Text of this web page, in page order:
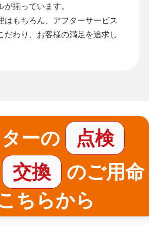
揃っています。
はもちろん、アフターサービス
だわり、お客様の満足を追求し
ーの
点検
交換
のご用命
ちらから